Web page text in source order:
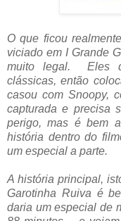
O que ficou
viciado em I Grande
muito legal. Eles
clássicas, então
casou com Snoopy,
capturada e precisa
perigo, mas é bem
história dentro do
um especial a parte.
A história principal,
Garotinha Ruiva é
daria um especial de